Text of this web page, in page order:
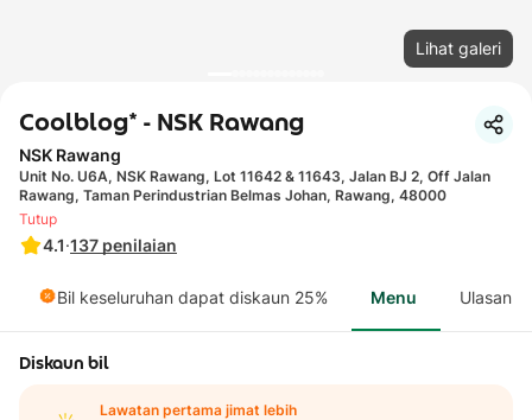
Lihat galeri
Coolblog* - NSK Rawang
NSK Rawang
Unit No. U6A, NSK Rawang, Lot 11642 & 11643, Jalan BJ 2, Off Jalan
Rawang, Taman Perindustrian Belmas Johan, Rawang, 48000
4.1·137 penilaian
Tutup
Bil keseluruhan dapat diskaun 25% Menu Ulasan
Diskaun bil
Lawatan pertama jimat lebih